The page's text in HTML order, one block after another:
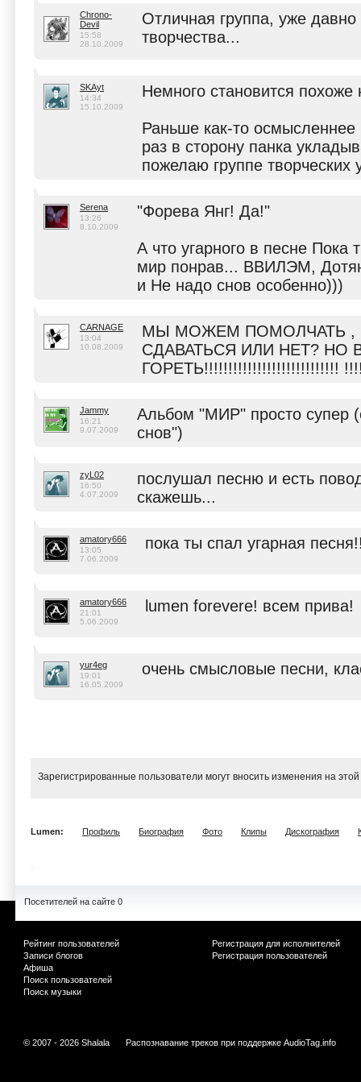
Chrono-
Devil
15:58
28.10.2009
Отличная группа, уже
творчества...
SKAyt
14:34
15.10.2009
Немного становится похоже
Раньше как-то осмысленнее
раз в сторону панка
пожелаю группе творческих
Serena
13:26
8.10.2009
"Форева Янг! Да!"
А что угарного в песне Пока
мир понрав... ВВИЛЭМ,
и Не надо снов особенно)))
CARNAGE
13:04
10.08.2009
МЫ МОЖЕМ ПОМОЛЧАТЬ
СДАВАТЬСЯ ИЛИ НЕТ? НО
ГОРЕТЬ!!!!!!!!!!!!!!!!!!!!!!!!!!!!
Jammy
16:21
9.07.2009
Альбом "МИР" просто супер
снов")
zyL02
16:50
4.07.2009
послушал песню и есть
скажешь...
amatory666
13:05
7.06.2009
пока ты спал угарная
amatory666
21:01
5.06.2009
lumen forevere! всем прива!
yur4eg
19:01
16.05.2009
очень смысловые песни,
Зарегистрированные пользователи могут вносить изменения на
Lumen: Профиль Биография Фото Клипы Дискография
Посетителей на сайте 0
Рейтинг пользователей
Записи блогов
Афиша
Поиск пользователей
Поиск музыки
Регистрация для исполнителей
Регистрация пользователей
© 2007 - 2026 Shalala Распознавание треков при поддержке AudioTag.info